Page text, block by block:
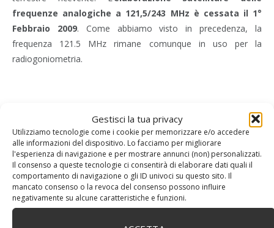
Gestisci la tua privacy
Utilizziamo tecnologie come i cookie per memorizzare e/o accedere
alle informazioni del dispositivo. Lo facciamo per migliorare
l'esperienza di navigazione e per mostrare annunci (non) personalizzati.
Il consenso a queste tecnologie ci consentirà di elaborare dati quali il
comportamento di navigazione o gli ID univoci su questo sito. Il
mancato consenso o la revoca del consenso possono influire
negativamente su alcune caratteristiche e funzioni.
frequenze analogiche a 121,5/243 MHz è cessata il 1°
Febbraio 2009. Come abbiamo visto in precedenza, la
frequenza 121.5 MHz rimane comunque in uso per la
radiogoniometria.